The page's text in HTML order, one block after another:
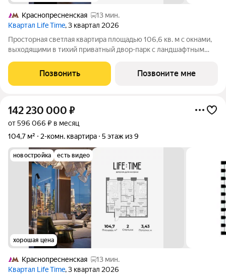
Краснопресненская
13 мин.
Квартал Life Time, 3 квартал 2026
Просторная светлая квартира площадью 106,6 кв. м с окнами,
выходящими в тихий приватный двор-парк с ландшафтным
панорамное окно в с/у с возможностью открывания настежь
улучшает видовые характеристики.
Позвонить Позвоните мне
142 230 000 ₽
от 596 066 ₽ в месяц
104,7 м²
2-комн. квартира 5 этаж из 9
новостройка есть видео
хорошая цена
Краснопресненская
13 мин.
Квартал Life Time, 3 квартал 2026